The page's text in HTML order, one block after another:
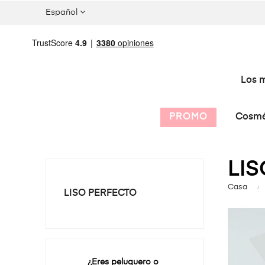
Español
Los
PROMO
LISO PERFECTO
¿Eres peluquero o
Casa